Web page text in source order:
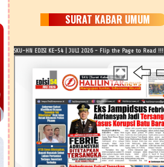
SURAT KABAR UMUM
SKU-HN EDISI KE-54 | JULI 2026 - Flip the Page to Read !!!